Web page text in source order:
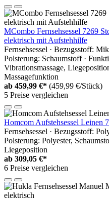
MCombo Fernsehsessel 7269
elektrisch mit Aufstehhilfe
Fernsehsessel · Bezugsstoff:
Polsterung: Schaumstoff ·
Vibrationsmassage,
Massagefunktion
ab 459,99 €* (459,99 €/Stück)
5 Preise vergleichen
Homcom Aufstehsessel Leinen
Fernsehsessel · Bezugsstoff:
Polsterung: Polyester,
Liegeposition
ab 309,05 €*
6 Preise vergleichen